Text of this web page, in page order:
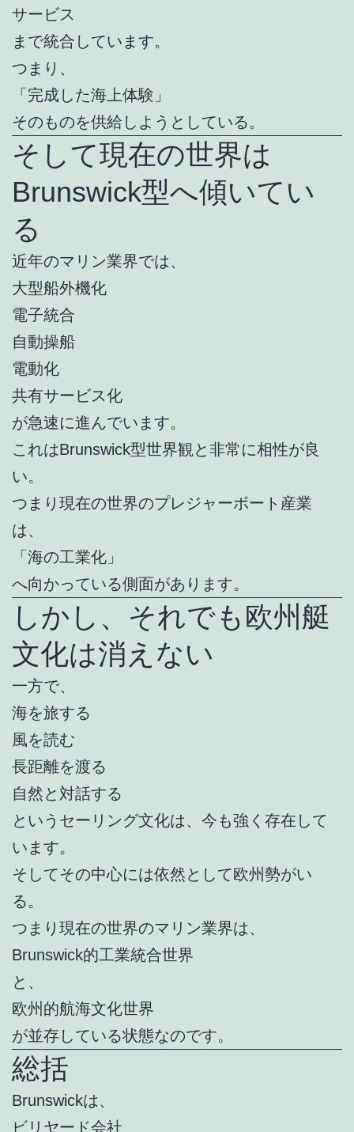
サービス
まで統合しています。
つまり、
「完成した海上体験」
そのものを供給しようとしている。
そして現在の世界は
Brunswick型へ傾いてい
る
近年のマリン業界では、
大型船外機化
電子統合
自動操船
電動化
共有サービス化
が急速に進んでいます。
これはBrunswick型世界観と非常に相性が良
い。
つまり現在の世界のプレジャーボート産業
は、
「海の工業化」
へ向かっている側面があります。
しかし、それでも欧州艇
文化は消えない
一方で、
海を旅する
風を読む
長距離を渡る
自然と対話する
というセーリング文化は、今も強く存在して
います。
そしてその中心には依然として欧州勢がい
る。
つまり現在の世界のマリン業界は、
Brunswick的工業統合世界
と、
欧州的航海文化世界
が並存している状態なのです。
総括
Brunswickは、
ビリヤード会社